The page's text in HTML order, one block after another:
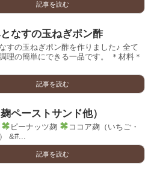
記事を読む
なすの玉ねぎポン酢
すの玉ねぎポン酢を作りました♪ 全て
理の簡単にできる一品です。 ＊材料＊
記事を読む
ペーストサンド他）
ピーナッツ麹
ココア麹（いちご・
&#...
記事を読む